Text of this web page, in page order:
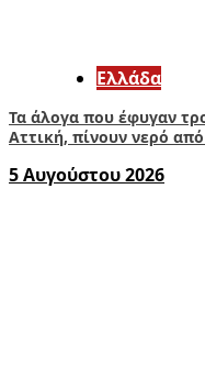
Ελλάδα
Τα άλογα που έφυγαν
Αττική, πίνουν νερό
5 Αυγούστου 2026